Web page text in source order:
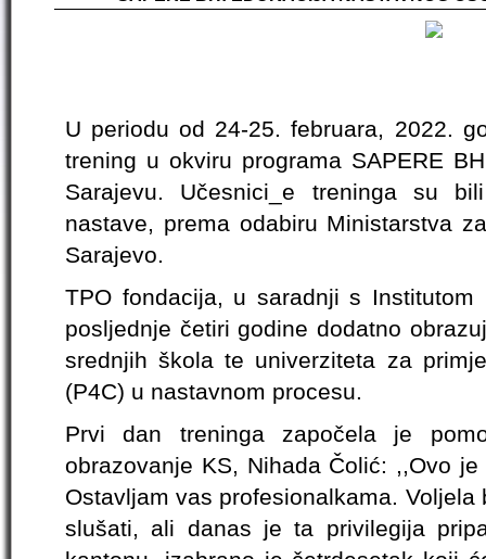
U periodu od 24-25. februara, 2022.
trening u okviru programa SAPERE
Sarajevu. Učesnici_e treninga su
nastave, prema odabiru Ministarstva
Sarajevo.
TPO fondacija, u saradnji s
posljednje četiri godine dodatno
srednjih škola te univerziteta za
(P4C) u nastavnom procesu.
Prvi dan treninga započela je
obrazovanje KS, Nihada Čolić: ,,Ovo
Ostavljam vas profesionalkama.
slušati, ali danas je ta privilegija